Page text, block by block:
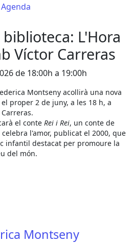
Agenda
L'Hora
Víctor Carreras
de 18:00h a 19:00h
Montseny acollirà una nova
proper 2 de juny, a les 18 h, a
el conte Rei i Rei, un conte de
l'amor, publicat el 2000, que
infantil destacat per promoure la
del món.
Montseny